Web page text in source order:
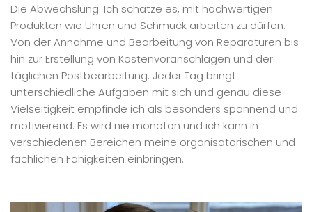
Die Abwechslung. Ich schätze es, mit hochwertigen
Produkten wie Uhren und Schmuck arbeiten zu dürfen.
Von der Annahme und Bearbeitung von Reparaturen bis
hin zur Erstellung von Kostenvoranschlägen und der
täglichen Postbearbeitung. Jeder Tag bringt
unterschiedliche Aufgaben mit sich und genau diese
Vielseitigkeit empfinde ich als besonders spannend und
motivierend. Es wird nie monoton und ich kann in
verschiedenen Bereichen meine organisatorischen und
fachlichen Fähigkeiten einbringen.